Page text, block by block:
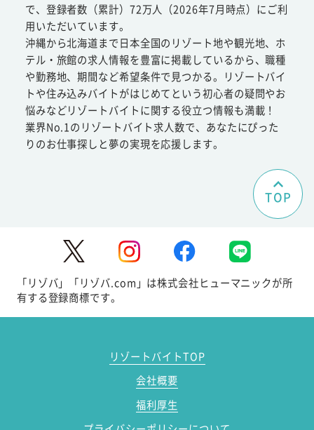
で、登録者数（累計）72万人（2026年7月時点）にご利
用いただいています。
沖縄から北海道まで日本全国のリゾート地や観光地、ホ
テル・旅館の求人情報を豊富に掲載しているから、職種
や勤務地、期間など希望条件で見つかる。リゾートバイ
トや住み込みバイトがはじめてという初心者の疑問やお
悩みなどリゾートバイトに関する役立つ情報も満載！
業界No.1のリゾートバイト求人数で、あなたにぴった
りのお仕事探しと夢の実現を応援します。
TOP
「リゾバ」「リゾバ.com」は株式会社ヒューマニックが所
有する登録商標です。
リゾートバイトTOP
会社概要
福利厚生